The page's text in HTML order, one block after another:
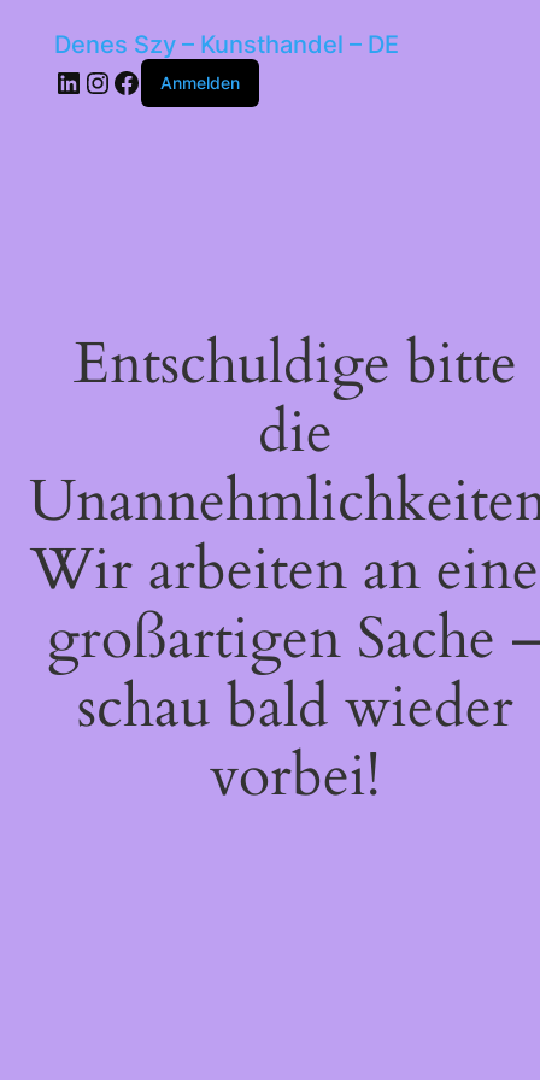
Denes Szy – Kunsthandel – DE
LinkedIn
Instagram
Facebook
Anmelden
Entschuldige bitte
die
Wir arbeiten an
großartigen Sache
schau bald wieder
vorbei!